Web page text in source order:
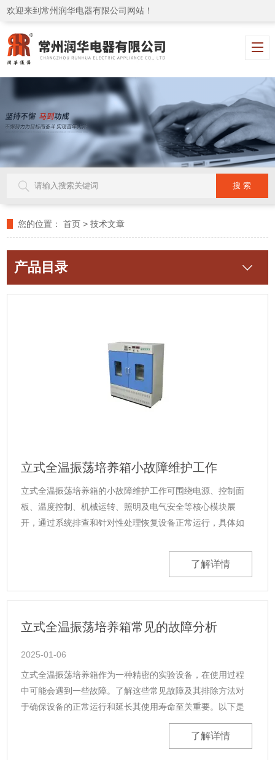
欢迎来到常州润华电器有限公司网站！
您的位置： 首页 >技术文章
产品目录
立式全温振荡培养箱小故障维护工作
立式全温振荡培养箱的小故障维护工作可围绕电源、控制面
板、温度控制、机械运转、照明及电气安全等核心模块展
开，通过系统排查和针对性处理恢复设备正常运行，具体如
动。2.原因：电源未接通、保险丝熔断或断路器跳闸。3.处
了解详情
立式全温振荡培养箱常见的故障分析
2025-01-06
立式全温振荡培养箱作为一种精密的实验设备，在使用过程
中可能会遇到一些故障。了解这些常见故障及其排除方法对
于确保设备的正常运行和延长其使用寿命至关重要。以下是
一些立式全温振荡培养箱常见的故障及其解决方法：1.仪器不
了解详情